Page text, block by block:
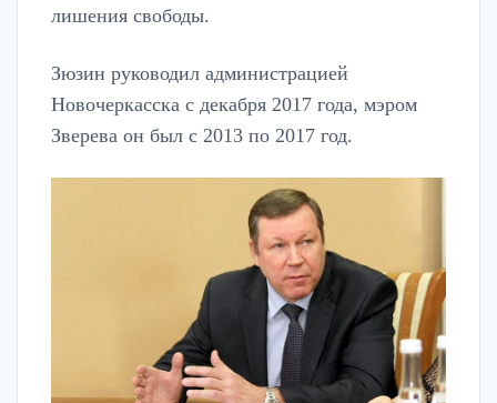
лишения свободы.
Зюзин руководил администрацией
Новочеркасска с декабря 2017 года, мэром
Зверева он был с 2013 по 2017 год.